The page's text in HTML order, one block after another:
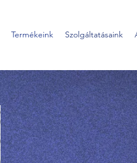
Termékeink Szolgáltatásaink